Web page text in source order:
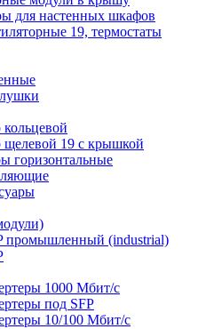
для настенных шкафов
19, термостаты
щелевой 19 с крышкой
горизонтальные
промышленный (industrial)
1000 Мбит/с
под SFP
10/100 Мбит/с